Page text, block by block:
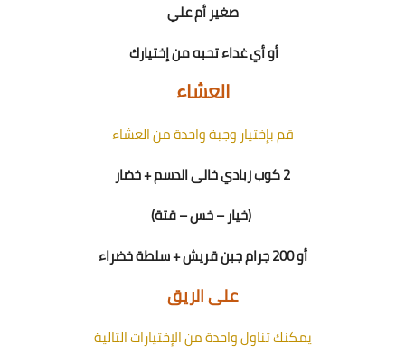
صغير أم علي
أوأيغداءتحبه من إختيارك
العشاء
قم بإختيار وجبة واحدة من العشاء
2كوب زبادي خالى الدسم+خضار
(خيار – خس – قتة)
أو200جرام جبن قريش + سلطة خضراء
على الريق
يمكنك تناول واحدة من الإختيارات التالية